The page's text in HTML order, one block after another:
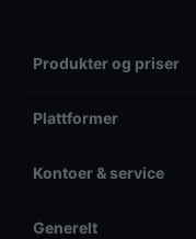
Produkter og priser
Plattformer
Kontoer & service
Generelt